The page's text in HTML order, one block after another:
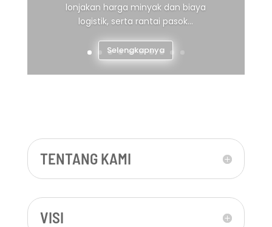
lonjakan harga minyak dan biaya
logistik, serta rantai pasok...
Selengkapnya
TENTANG KAMI
VISI